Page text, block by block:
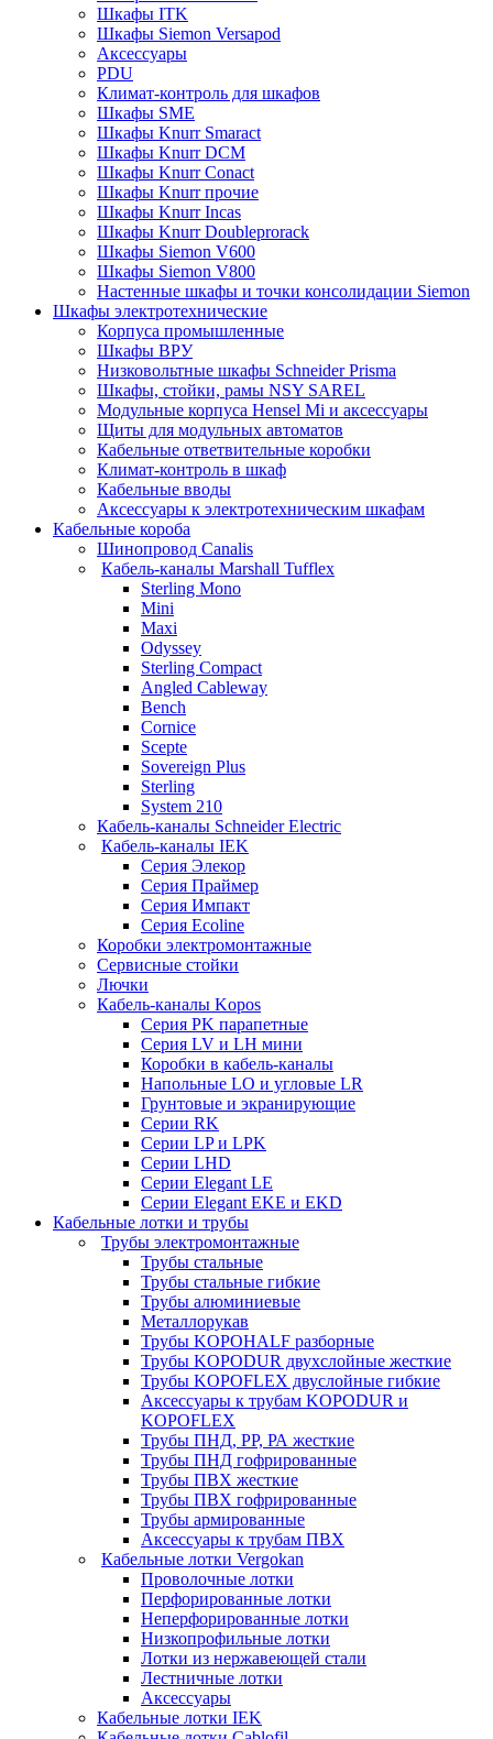
Шкафы ITK
Шкафы Siemon Versapod
Аксессуары
PDU
Климат-контроль для шкафов
Шкафы SME
Шкафы Knurr Smaract
Шкафы Knurr DCM
Шкафы Knurr Conact
Шкафы Knurr прочие
Шкафы Knurr Incas
Шкафы Knurr Doubleprorack
Шкафы Siemon V600
Шкафы Siemon V800
Настенные шкафы и точки консолидации Siemon
Шкафы электротехнические
Корпуса промышленные
Шкафы ВРУ
Низковольтные шкафы Schneider Prisma
Шкафы, стойки, рамы NSY SAREL
Модульные корпуса Hensel Mi и аксессуары
Щиты для модульных автоматов
Кабельные ответвительные коробки
Климат-контроль в шкаф
Кабельные вводы
Аксессуары к электротехническим шкафам
Кабельные короба
Шинопровод Canalis
Кабель-каналы Marshall Tufflex
Sterling Mono
Mini
Maxi
Odyssey
Sterling Compact
Angled Cableway
Bench
Cornice
Scepte
Sovereign Plus
Sterling
System 210
Кабель-каналы Schneider Electric
Кабель-каналы IEK
Серия Элекор
Серия Праймер
Серия Импакт
Серия Ecoline
Коробки электромонтажные
Сервисные стойки
Лючки
Кабель-каналы Kopos
Серия PK парапетные
Серия LV и LH мини
Коробки в кабель-каналы
Напольные LO и угловые LR
Грунтовые и экранирующие
Серии RK
Серии LP и LPK
Серии LHD
Серии Elegant LE
Серии Elegant EKE и EKD
Кабельные лотки и трубы
Трубы электромонтажные
Трубы стальные
Трубы стальные гибкие
Трубы алюминиевые
Металлорукав
Трубы KOPOHALF разборные
Трубы KOPODUR двухслойные жесткие
Трубы KOPOFLEX двуслойные гибкие
Аксессуары к трубам KOPODUR и
KOPOFLEX
Трубы ПНД, РР, РА жесткие
Трубы ПНД гофрированные
Трубы ПВХ жесткие
Трубы ПВХ гофрированные
Трубы армированные
Аксессуары к трубам ПВХ
Кабельные лотки Vergokan
Проволочные лотки
Перфорированные лотки
Неперфорированные лотки
Низкопрофильные лотки
Лотки из нержавеющей стали
Лестничные лотки
Аксессуары
Кабельные лотки IEK